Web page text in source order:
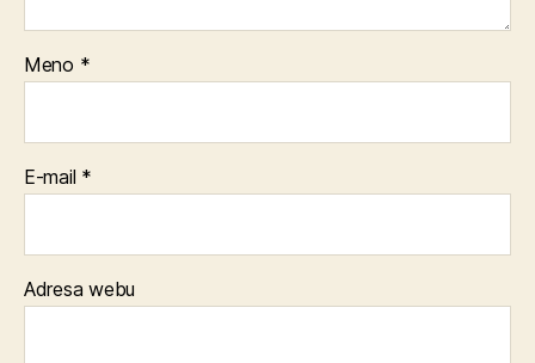
Meno *
E-mail *
Adresa webu